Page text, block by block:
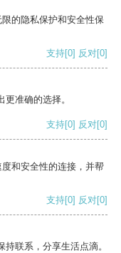
的隐私保护和安全性保
支持[0] 反对[0]
准确的选择。
支持[0] 反对[0]
和安全性的连接，并帮
支持[0] 反对[0]
联系，分享生活点滴。